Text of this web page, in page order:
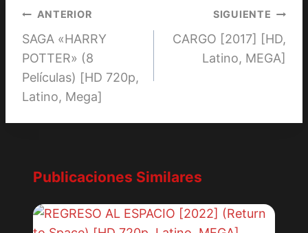
Navegación
de
entradas
ANTERIOR
SAGA «HARRY
POTTER» (8
Películas) [HD 720p,
Latino, Mega]
SIGUIENTE
CARGO [2017] [HD,
Latino, MEGA]
Publicaciones Similares